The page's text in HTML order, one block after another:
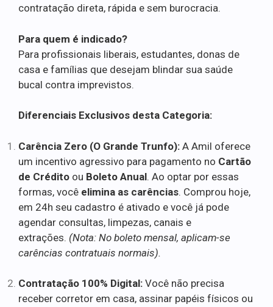
contratação direta, rápida e sem burocracia.
Para quem é indicado?
Para profissionais liberais, estudantes, donas de
casa e famílias que desejam blindar sua saúde
bucal contra imprevistos.
Diferenciais Exclusivos desta Categoria:
Carência Zero (O Grande Trunfo): A Amil oferece
um incentivo agressivo para pagamento no Cartão
de Crédito ou Boleto Anual. Ao optar por essas
formas, você elimina as carências. Comprou hoje,
em 24h seu cadastro é ativado e você já pode
agendar consultas, limpezas, canais e
extrações. (Nota: No boleto mensal, aplicam-se
carências contratuais normais).
Contratação 100% Digital: Você não precisa
receber corretor em casa, assinar papéis físicos ou